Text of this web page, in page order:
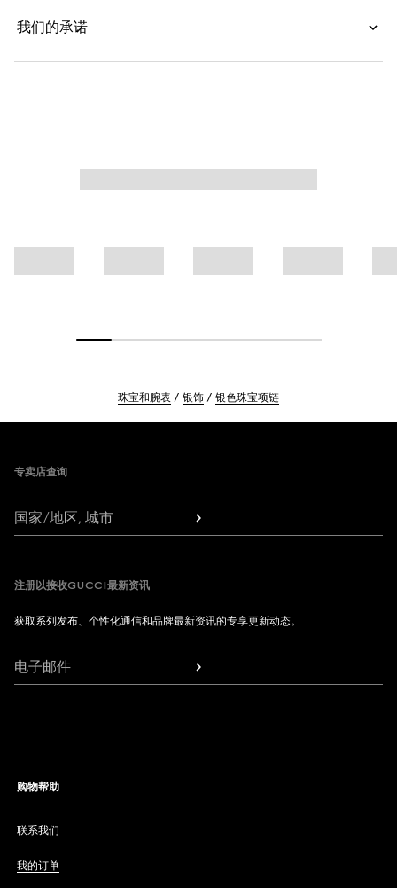
我们的承诺
珠宝和腕表 银饰 银色珠宝项链
专卖店查询
国家/地区, 城市
注册以接收GUCCI最新资讯
获取系列发布、个性化通信和品牌最新资讯的专享更新动态。
电子邮件
购物帮助
联系我们
我的订单